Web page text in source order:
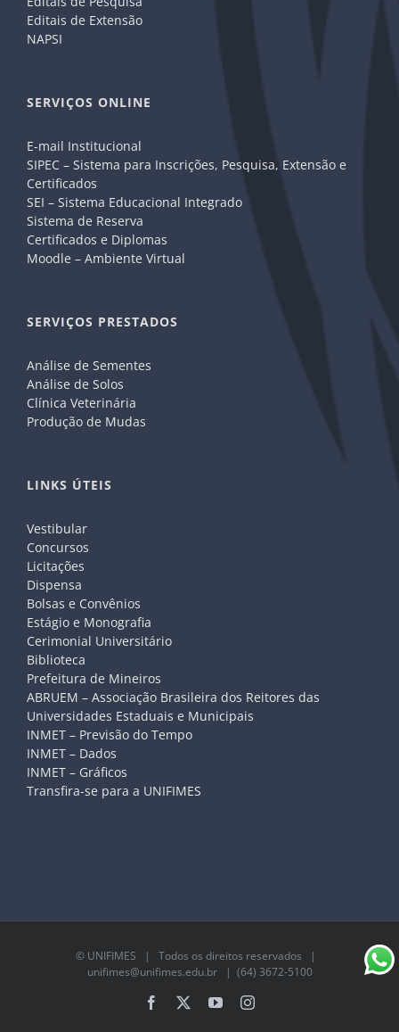
Editais de Extensão
NAPSI
SERVIÇOS ONLINE
E-mail Institucional
SIPEC – Sistema para Inscrições, Pesquisa, Extensão e
Certificados
SEI – Sistema Educacional Integrado
Sistema de Reserva
Certificados e Diplomas
Moodle – Ambiente Virtual
SERVIÇOS PRESTADOS
Análise de Sementes
Análise de Solos
Clínica Veterinária
Produção de Mudas
LINKS ÚTEIS
Vestibular
Concursos
Licitações
Dispensa
Bolsas e Convênios
Estágio e Monografia
Cerimonial Universitário
Biblioteca
Prefeitura de Mineiros
ABRUEM – Associação Brasileira dos Reitores das
Universidades Estaduais e Municipais
INMET – Previsão do Tempo
INMET – Dados
INMET – Gráficos
Transfira-se para a UNIFIMES
© UNIFIMES | Todos os direitos reservados |
unifimes@unifimes.edu.br| (64) 3672-5100
Facebook YouTubeInstagram